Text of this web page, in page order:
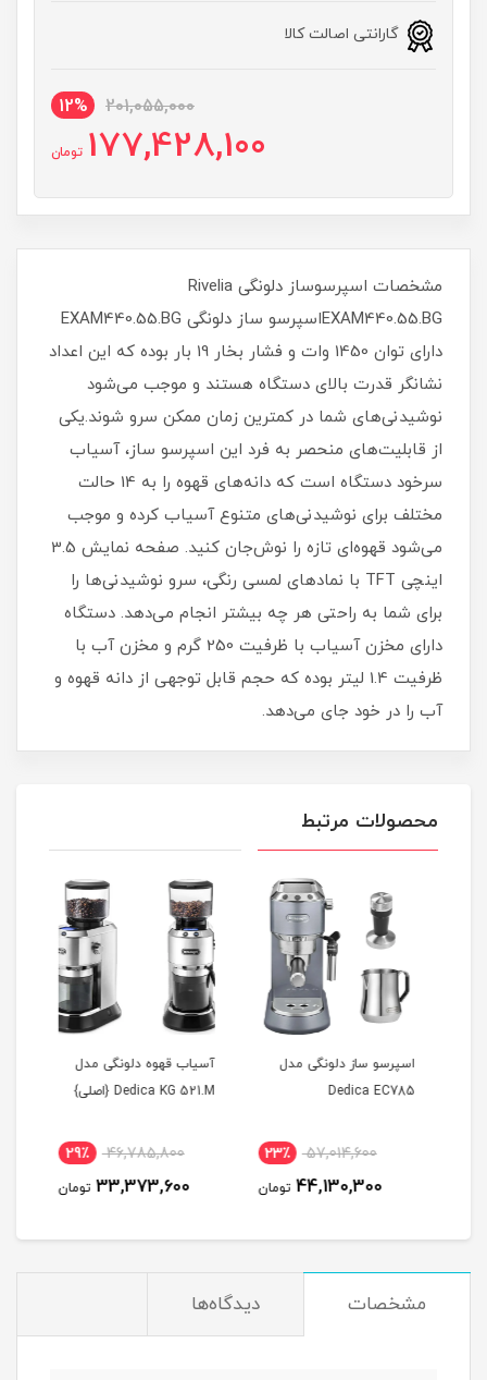
گارانتی اصالت کالا
201,055,000
12%
177,428,100 تومان
مشخصات اسپرسوساز دلونگی Rivelia
EXAM440.55.BGاسپرسو ساز دلونگی EXAM440.55.BG
دارای توان 1450 وات و فشار بخار 19 بار بوده که این اعداد
نشانگر قدرت بالای دستگاه هستند و موجب می‌شود
نوشیدنی‎‌های شما در کمترین زمان ممکن سرو شوند.یکی
از قابلیت‌های منحصر به فرد این اسپرسو ساز، آسیاب
سرخود دستگاه است که دانه‌های قهوه را به 14 حالت
مختلف برای نوشیدنی‌های متنوع آسیاب کرده و موجب
می‌شود قهوه‌ای تازه را نوش‌جان کنید. صفحه نمایش 3.5
اینچی TFT با نمادهای لمسی رنگی، سرو نوشیدنی‌ها را
برای شما به راحتی هر چه بیشتر انجام می‌دهد. دستگاه
دارای مخزن آسیاب با ظرفیت 250 گرم و مخزن آب با
ظرفیت 1.4 لیتر بوده که حجم قابل توجهی از دانه قهوه و
آب را در خود جای می‌دهد.
محصولات مرتبط
اسپرسو ساز دلونگی مدل
Dedica EC785
57,014,600 23٪
44,130,300 تومان
آسیاب قهوه دلونگی مدل
Dedica KG 521.M {اصلی}
46,785,800 29٪
33,373,600 تومان
مشخصات دیدگاه‌ها